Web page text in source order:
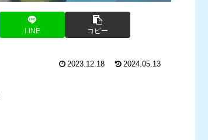
LINE コピー
2023.12.18 2024.05.13